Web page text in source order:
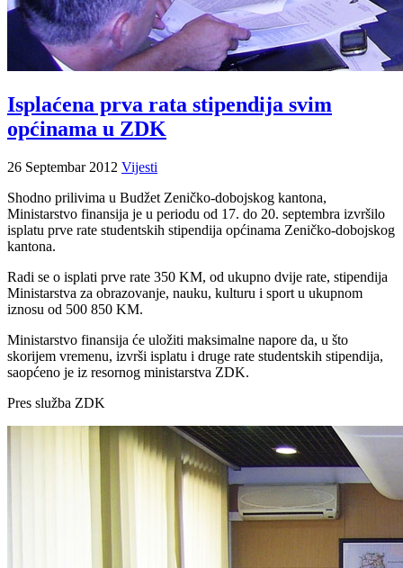
Isplaćena prva rata stipendija svim
općinama u ZDK
26 Septembar 2012 Vijesti
Shodno prilivima u Budžet Zeničko-dobojskog kantona,
Ministarstvo finansija je u periodu od 17. do 20. septembra izvršilo
isplatu prve rate studentskih stipendija općinama Zeničko-dobojskog
kantona.
Radi se o isplati prve rate 350 KM, od ukupno dvije rate, stipendija
Ministarstva za obrazovanje, nauku, kulturu i sport u ukupnom
iznosu od 500 850 KM.
Ministarstvo finansija će uložiti maksimalne napore da, u što
skorijem vremenu, izvrši isplatu i druge rate studentskih stipendija,
saopćeno je iz resornog ministarstva ZDK.
Pres služba ZDK